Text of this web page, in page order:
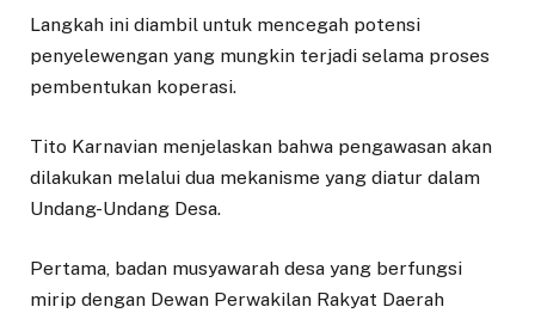
Langkah ini diambil untuk mencegah potensi
penyelewengan yang mungkin terjadi selama proses
pembentukan koperasi.
Tito Karnavian menjelaskan bahwa pengawasan akan
dilakukan melalui dua mekanisme yang diatur dalam
Undang-Undang Desa.
Pertama, badan musyawarah desa yang berfungsi
mirip dengan Dewan Perwakilan Rakyat Daerah